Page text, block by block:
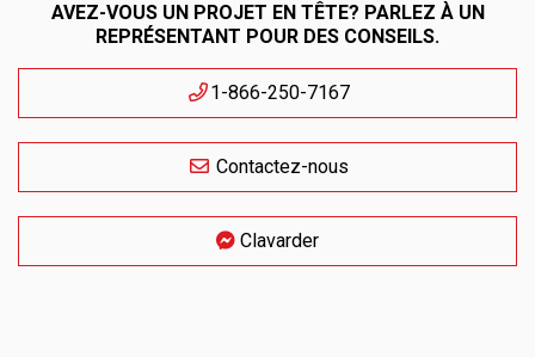
AVEZ-VOUS UN PROJET EN TÊTE? PARLEZ À UN
REPRÉSENTANT POUR DES CONSEILS.
1-866-250-7167
Contactez-nous
Clavarder